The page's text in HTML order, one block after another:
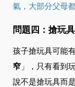
氣，大部分父母
問題四：搶玩具
孩子搶玩具可能
窄 」，只有看到
說不是搶玩具而